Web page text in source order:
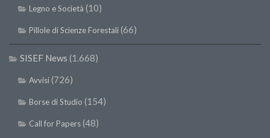
Legno e Società (10)
Pillole di Scienze Forestali(66)
SISEF News (1.668)
Avvisi(726)
Borse di Studio (154)
Call for Papers(48)